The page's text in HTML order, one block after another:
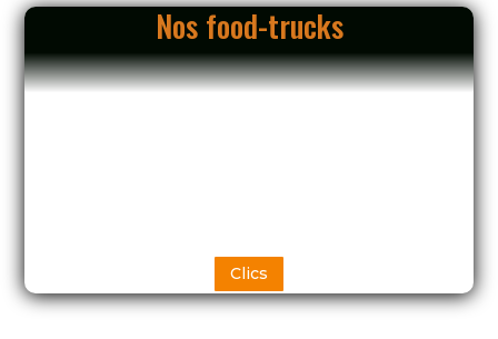
Nos food-trucks
Clics